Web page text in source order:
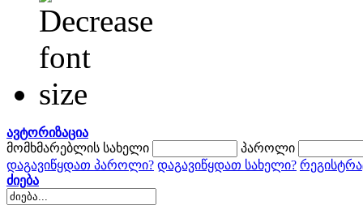
ავტორიზაცია
მომხმარებლის სახელი
პაროლი
დაგავიწყდათ პაროლი? დაგავიწყდათ სახელი?
ძიება